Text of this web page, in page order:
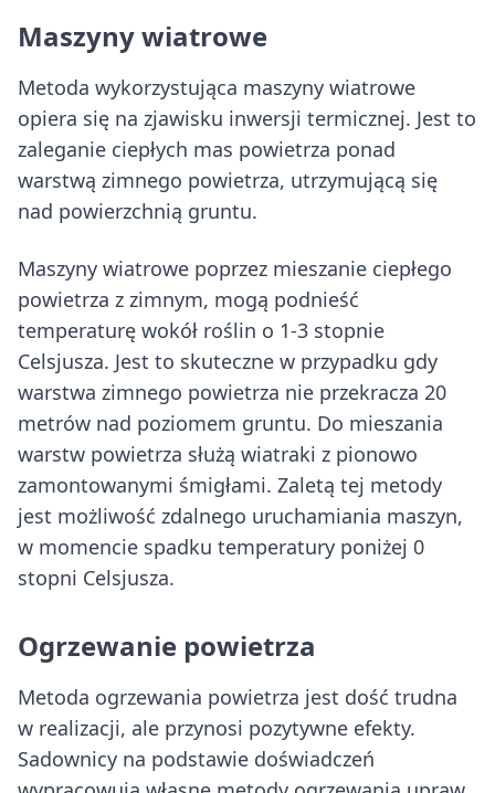
Maszyny wiatrowe
Metoda wykorzystująca maszyny wiatrowe
opiera się na zjawisku inwersji termicznej. Jest to
zaleganie ciepłych mas powietrza ponad
warstwą zimnego powietrza, utrzymującą się
nad powierzchnią gruntu.
Maszyny wiatrowe poprzez mieszanie ciepłego
powietrza z zimnym, mogą podnieść
temperaturę wokół roślin o 1-3 stopnie
Celsjusza. Jest to skuteczne w przypadku gdy
warstwa zimnego powietrza nie przekracza 20
metrów nad poziomem gruntu. Do mieszania
warstw powietrza służą wiatraki z pionowo
zamontowanymi śmigłami. Zaletą tej metody
jest możliwość zdalnego uruchamiania maszyn,
w momencie spadku temperatury poniżej 0
stopni Celsjusza.
Ogrzewanie powietrza
Metoda ogrzewania powietrza jest dość trudna
w realizacji, ale przynosi pozytywne efekty.
Sadownicy na podstawie doświadczeń